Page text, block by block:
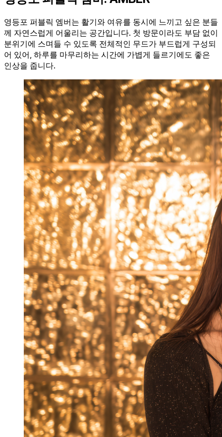
영등포 퍼블릭 엠버는 활기와 여유를 동시에 느끼고 싶은 분들
께 자연스럽게 어울리는 공간입니다. 첫 방문이라도 부담 없이
분위기에 스며들 수 있도록 전체적인 무드가 부드럽게 구성되
어 있어, 하루를 마무리하는 시간에 가볍게 들르기에도 좋은
인상을 줍니다.